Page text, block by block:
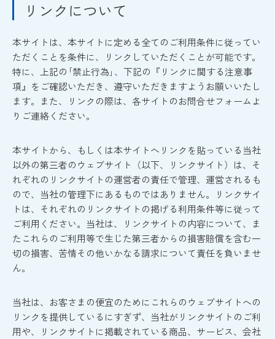
リンクについて
本サイトは、本サイトに定める全てのご利用条件に従ってい
ただくことを条件に、リンクしていただくことが可能です。
特に、上記の｢禁止行為｣、下記の『リンクに関する注意事
項』をご確認いただき、遵守いただきますようお願いいたし
ます。また、リンクの際は、各サイトのお問合せフォームよ
りご連絡ください。
本サイトから、もしくは本サイトへリンクを貼っている当社
以外の第三者のウェブサイト（以下、リンクサイト）は、そ
れぞれのリンクサイトの運営者の責任で管理、運営されるも
ので、当社の管理下にあるものではありません。リンクサイ
トは、それぞれのリンクサイトの掲げる利用条件等に従って
ご利用ください。当社は、リンクサイトの内容について、ま
たこれらのご利用等で生じた第三者からの損害賠償を含む一
切の損害、苦情その他いかなる請求について責任を負いませ
ん。
当社は、お客さまの便宜のためにこれらのウェブサイトへの
リンクを提供しているにすぎず、当社がリンクサイトのご利
用や、リンクサイトに掲載されている商品、サービス、会社